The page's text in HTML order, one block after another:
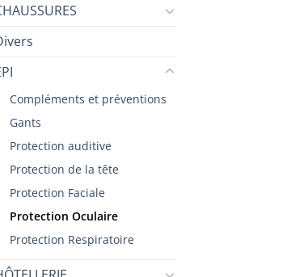
Compléments et préventions
Gants
Protection auditive
Protection de la tête
Protection Faciale
Protection Oculaire
Protection Respiratoire